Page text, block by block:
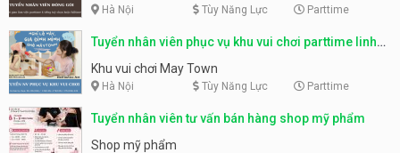
Hà Nội Tùy Năng Lực Parttime
Tuyển nhân viên phục vụ khu vui chơi parttime linh
động
Khu vui chơi May Town
Hà Nội Tùy Năng Lực Parttime
Tuyển nhân viên tư vấn bán hàng shop mỹ phẩm
Shop mỹ phẩm